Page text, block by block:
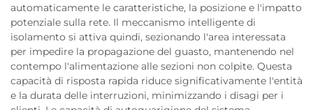
automaticamente le caratteristiche, la posizione e l'impatto
potenziale sulla rete. Il meccanismo intelligente di
isolamento si attiva quindi, sezionando l'area interessata
per impedire la propagazione del guasto, mantenendo nel
contempo l'alimentazione alle sezioni non colpite. Questa
capacità di risposta rapida riduce significativamente l'entità
e la durata delle interruzioni, minimizzando i disagi per i